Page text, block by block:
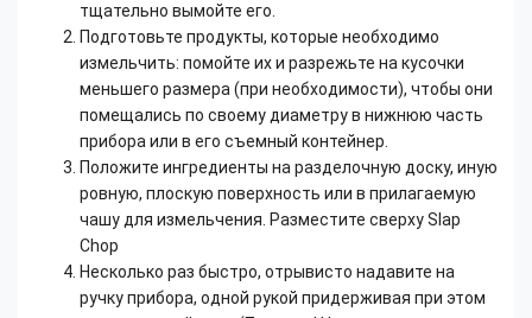
тщательно вымойте его.
Подготовьте продукты, которые необходимо
измельчить: помойте их и разрежьте на кусочки
меньшего размера (при необходимости), чтобы они
помещались по своему диаметру в нижнюю часть
прибора или в его съемный контейнер.
Положите ингредиенты на разделочную доску, иную
ровную, плоскую поверхность или в прилагаемую
чашу для измельчения. Разместите сверху Slap
Chop
Несколько раз быстро, отрывисто надавите на
ручку прибора, одной рукой придерживая при этом